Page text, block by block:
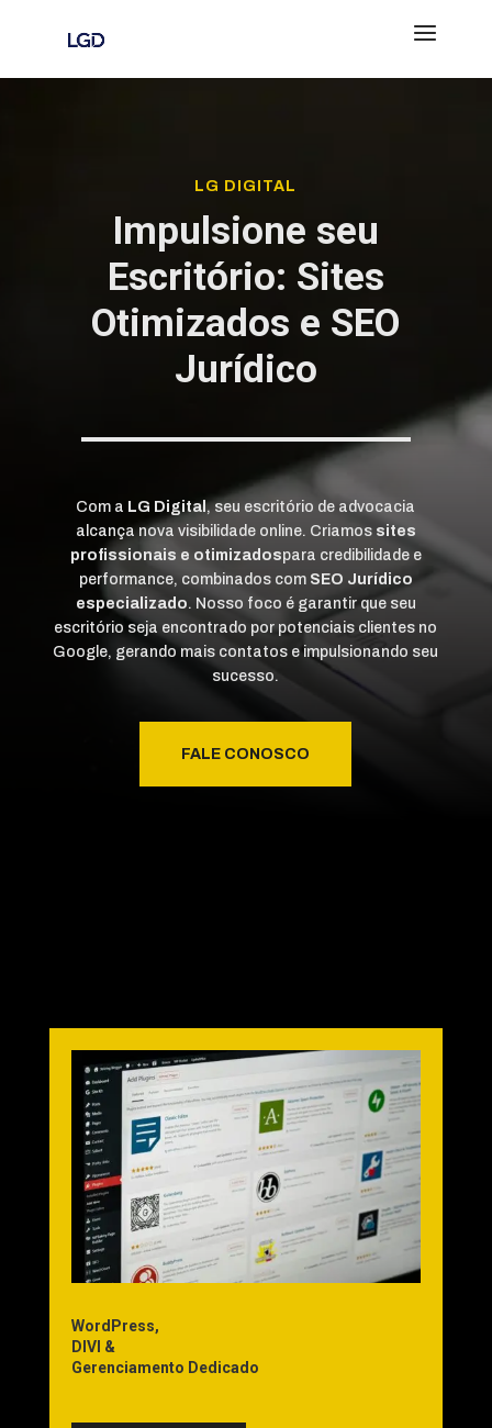
LG DIGITAL
Impulsione seu
Escritório: Sites
Otimizados e SEO
Jurídico
Com a LG Digital, seu escritório de advocacia
alcança nova visibilidade online. Criamos sites
profissionais e otimizadospara credibilidade e
performance, combinados com SEO Jurídico
especializado. Nosso foco é garantir que seu
escritório seja encontrado por potenciais clientes no
Google, gerando mais contatos e impulsionando seu
sucesso.
FALE CONOSCO
WordPress,
DIVI &
Gerenciamento Dedicado